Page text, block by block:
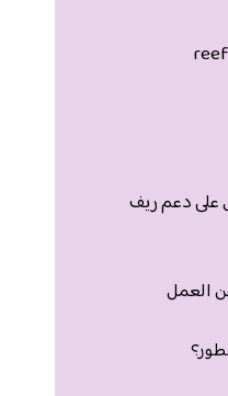
على دعم ريف
العمل